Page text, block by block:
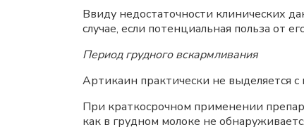
Ввиду недостаточности клинических
случае, если потенциальная польза от
Период грудного вскармливания
Артикаин практически не выделяется
При краткосрочном применении
как в грудном молоке не